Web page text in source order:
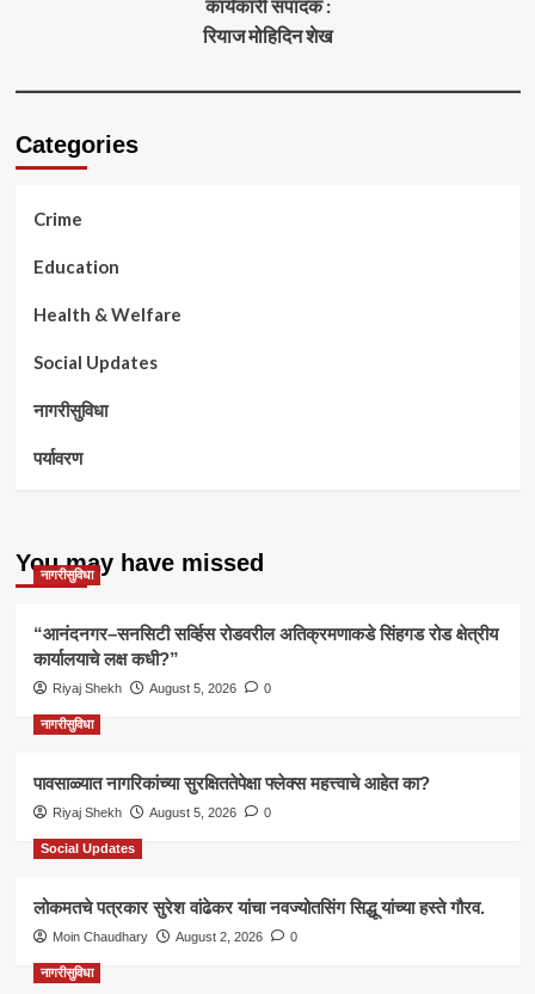
कार्यकारी संपादक :
रियाज मोहिदिन शेख
Categories
Crime
Education
Health & Welfare
Social Updates
नागरीसुविधा
पर्यावरण
You may have missed
नागरीसुविधा
“आनंदनगर–सनसिटी सर्व्हिस रोडवरील अतिक्रमणाकडे सिंहगड रोड क्षेत्रीय
कार्यालयाचे लक्ष कधी?”
Riyaj Shekh August 5, 2026 0
नागरीसुविधा
पावसाळ्यात नागरिकांच्या सुरक्षिततेपेक्षा फ्लेक्स महत्त्वाचे आहेत का?
Riyaj Shekh August 5, 2026 0
Social Updates
लोकमतचे पत्रकार सुरेश वांढेकर यांचा नवज्योतसिंग सिद्धू यांच्या हस्ते गौरव.
Moin Chaudhary August 2, 2026 0
नागरीसुविधा